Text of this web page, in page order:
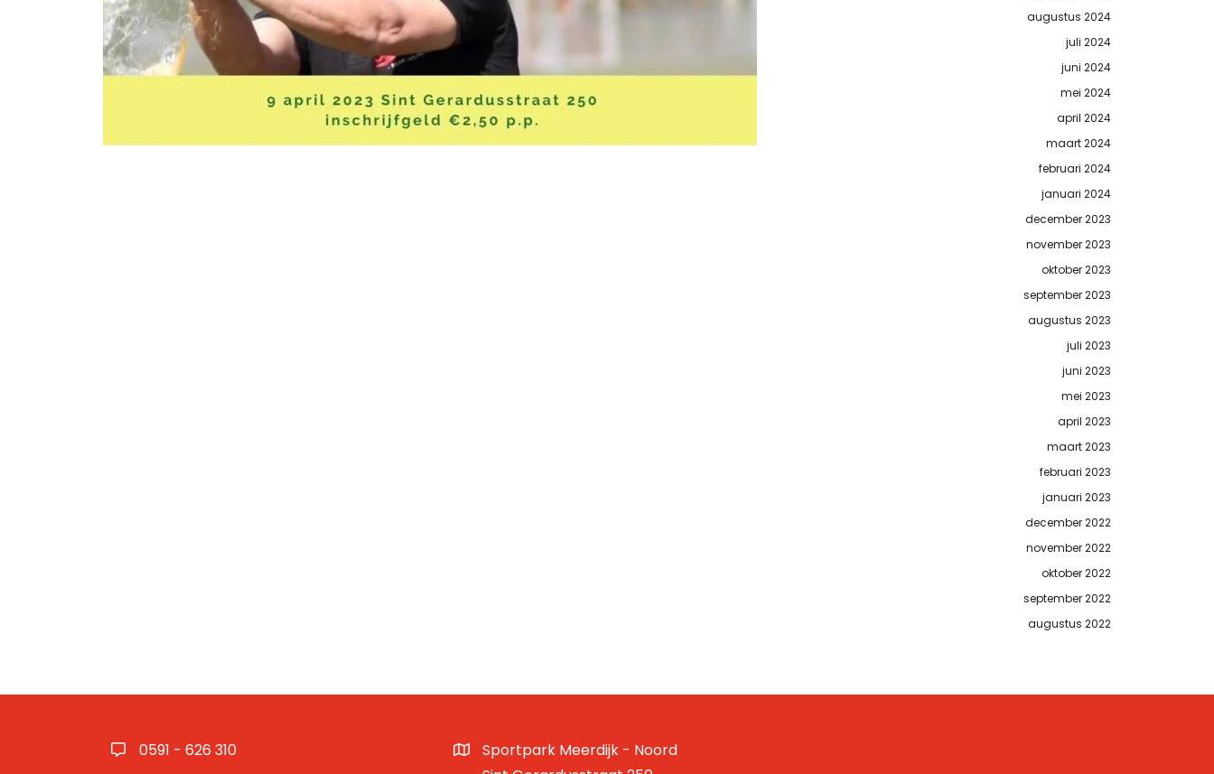
augustus 2024
juli 2024
juni 2024
mei 2024
april 2024
maart 2024
februari 2024
januari 2024
december 2023
november 2023
oktober 2023
september 2023
augustus 2023
juli 2023
juni 2023
mei 2023
april 2023
maart 2023
februari 2023
januari 2023
december 2022
november 2022
oktober 2022
september 2022
augustus 2022
0591 - 626 310
Sportpark Meerdijk - Noord